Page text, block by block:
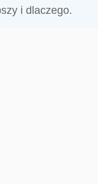
i dlaczego.